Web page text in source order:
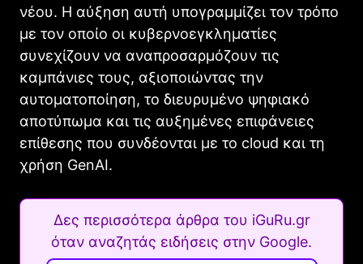
νέου. Η αύξηση αυτή υπογραμμίζει τον τρόπο
με τον οποίο οι κυβερνοεγκληματίες
συνεχίζουν να αναπροσαρμόζουν τις
καμπάνιες τους, αξιοποιώντας την
αυτοματοποίηση, το διευρυμένο ψηφιακό
αποτύπωμα και τις αυξημένες επιφάνειες
επίθεσης που συνδέονται με το cloud και τη
χρήση GenAI.
Δες περισσότερα άρθρα του iGuRu.gr
όταν αναζητάς ειδήσεις στην Google.